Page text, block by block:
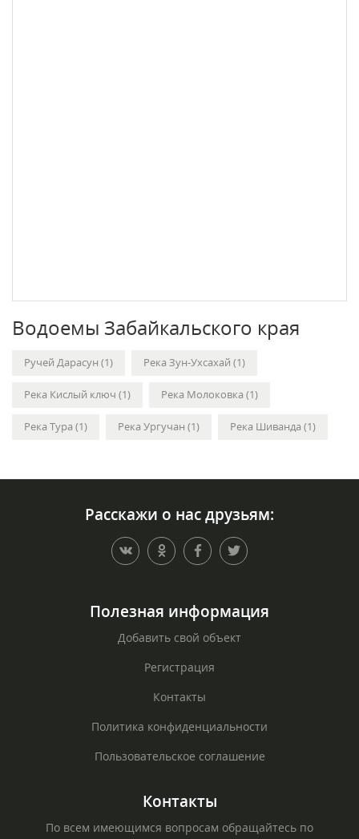
Водоемы Забайкальского края
Ручей Дарасун (1) Река Зун-Ухсахай (1)
Река Кислый ключ (1) Река Молоковка (1)
Река Тура (1) Река Ургучан (1) Река Шиванда (1)
Расскажи о нас друзьям:
Полезная информация
Добавить свой объект
Регистрация
Контакты
Политика конфиденциальности
Пользовательское соглашение
Контакты
По всем имеющимся вопросам обращайтесь по